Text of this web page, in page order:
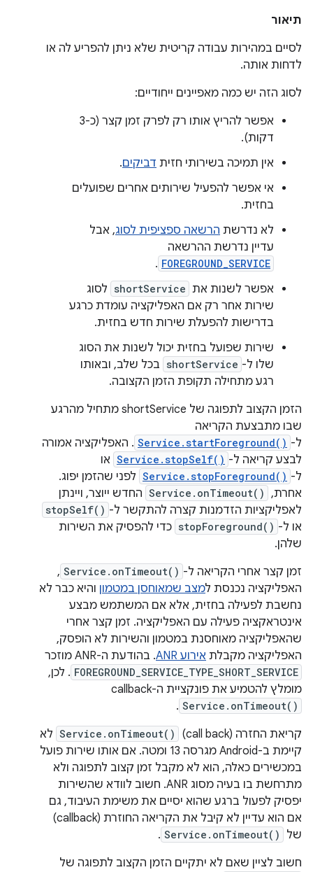
תיאור
לסיים במהירות עבודה קריטית שלא ניתן להפריע לה או
לדחות אותה.
לסוג הזה יש כמה מאפיינים ייחודיים:
אפשר להריץ אותו רק לפרק זמן קצר (כ-3
דקות).
אין תמיכה בשירותי חזית דביקים.
אי אפשר להפעיל שירותים אחרים שפועלים
בחזית.
לא נדרשת הרשאה ספציפית לסוג, אבל
עדיין נדרשת ההרשאה
FOREGROUND_SERVICE
.
אפשר לשנות את shortService לסוג
שירות אחר רק אם האפליקציה עומדת כרגע
בדרישות להפעלת שירות חדש בחזית.
שירות שפועל בחזית יכול לשנות את הסוג
שלו ל- shortService בכל שלב, ובאותו
רגע מתחילה תקופת הזמן הקצובה.
הזמן הקצוב לתפוגה של shortService מתחיל מהרגע
שבו מתבצעת הקריאה
ל- Service.startForeground() . האפליקציה אמורה
לבצע קריאה ל- Service.stopSelf() או
ל- Service.stopForeground() לפני שהזמן יפוג.
אחרת, Service.onTimeout() החדש ייוצר, ויינתן
לאפליקציות הזדמנות קצרה להתקשר ל- stopSelf()
או ל- stopForeground() כדי להפסיק את השירות
שלהן.
זמן קצר אחרי הקריאה ל- Service.onTimeout()
,
האפליקציה נכנסת למצב שמאוחסן במטמון והיא כבר לא
נחשבת לפעילה בחזית, אלא אם המשתמש מבצע
אינטראקציה פעילה עם האפליקציה. זמן קצר אחרי
שהאפליקציה מאוחסנת במטמון והשירות לא הופסק,
האפליקציה מקבלת אירוע ANR . בהודעת ה-ANR מוזכר
FOREGROUND_SERVICE_TYPE_SHORT_SERVICE . לכן,
מומלץ להטמיע את פונקציית ה-callback‏
Service.onTimeout()
.
קריאת החזרה (call back)
Service.onTimeout() לא
קיימת ב-Android מגרסה 13 ומטה. אם אותו שירות פועל
במכשירים כאלה, הוא לא מקבל זמן קצוב לתפוגה ולא
מתרחשת בו בעיה מסוג ANR. חשוב לוודא שהשירות
יפסיק לפעול ברגע שהוא יסיים את משימת העיבוד, גם
אם הוא עדיין לא קיבל את הקריאה החוזרת (callback)
של
Service.onTimeout()
.
חשוב לציין שאם לא יתקיים הזמן הקצוב לתפוגה של